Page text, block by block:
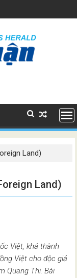
Land)
Land)
ốc Việt, khá thành
ồng Việt chođộc giả
Quang Thi. Bài